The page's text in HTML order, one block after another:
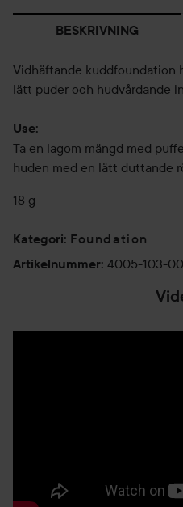
BESKRIVNING
Vidhäftande kuddfoundation
lätt puder och hudvårdande
Use:
Ta en lagom mängd med
huden med en lätt duttande
18 g
Kategori: Foundation
Artikelnummer: 4005-103-